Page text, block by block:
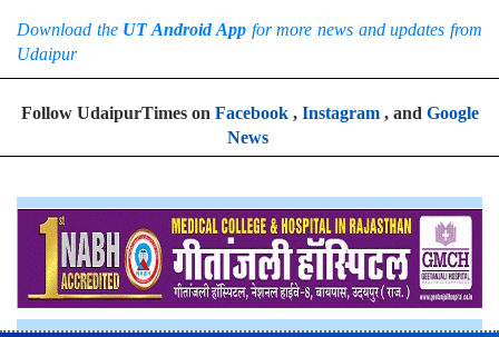
Download the UT Android Appfor more news and updates from
Udaipur
Follow UdaipurTimes on Facebook, Instagram, and Google
News